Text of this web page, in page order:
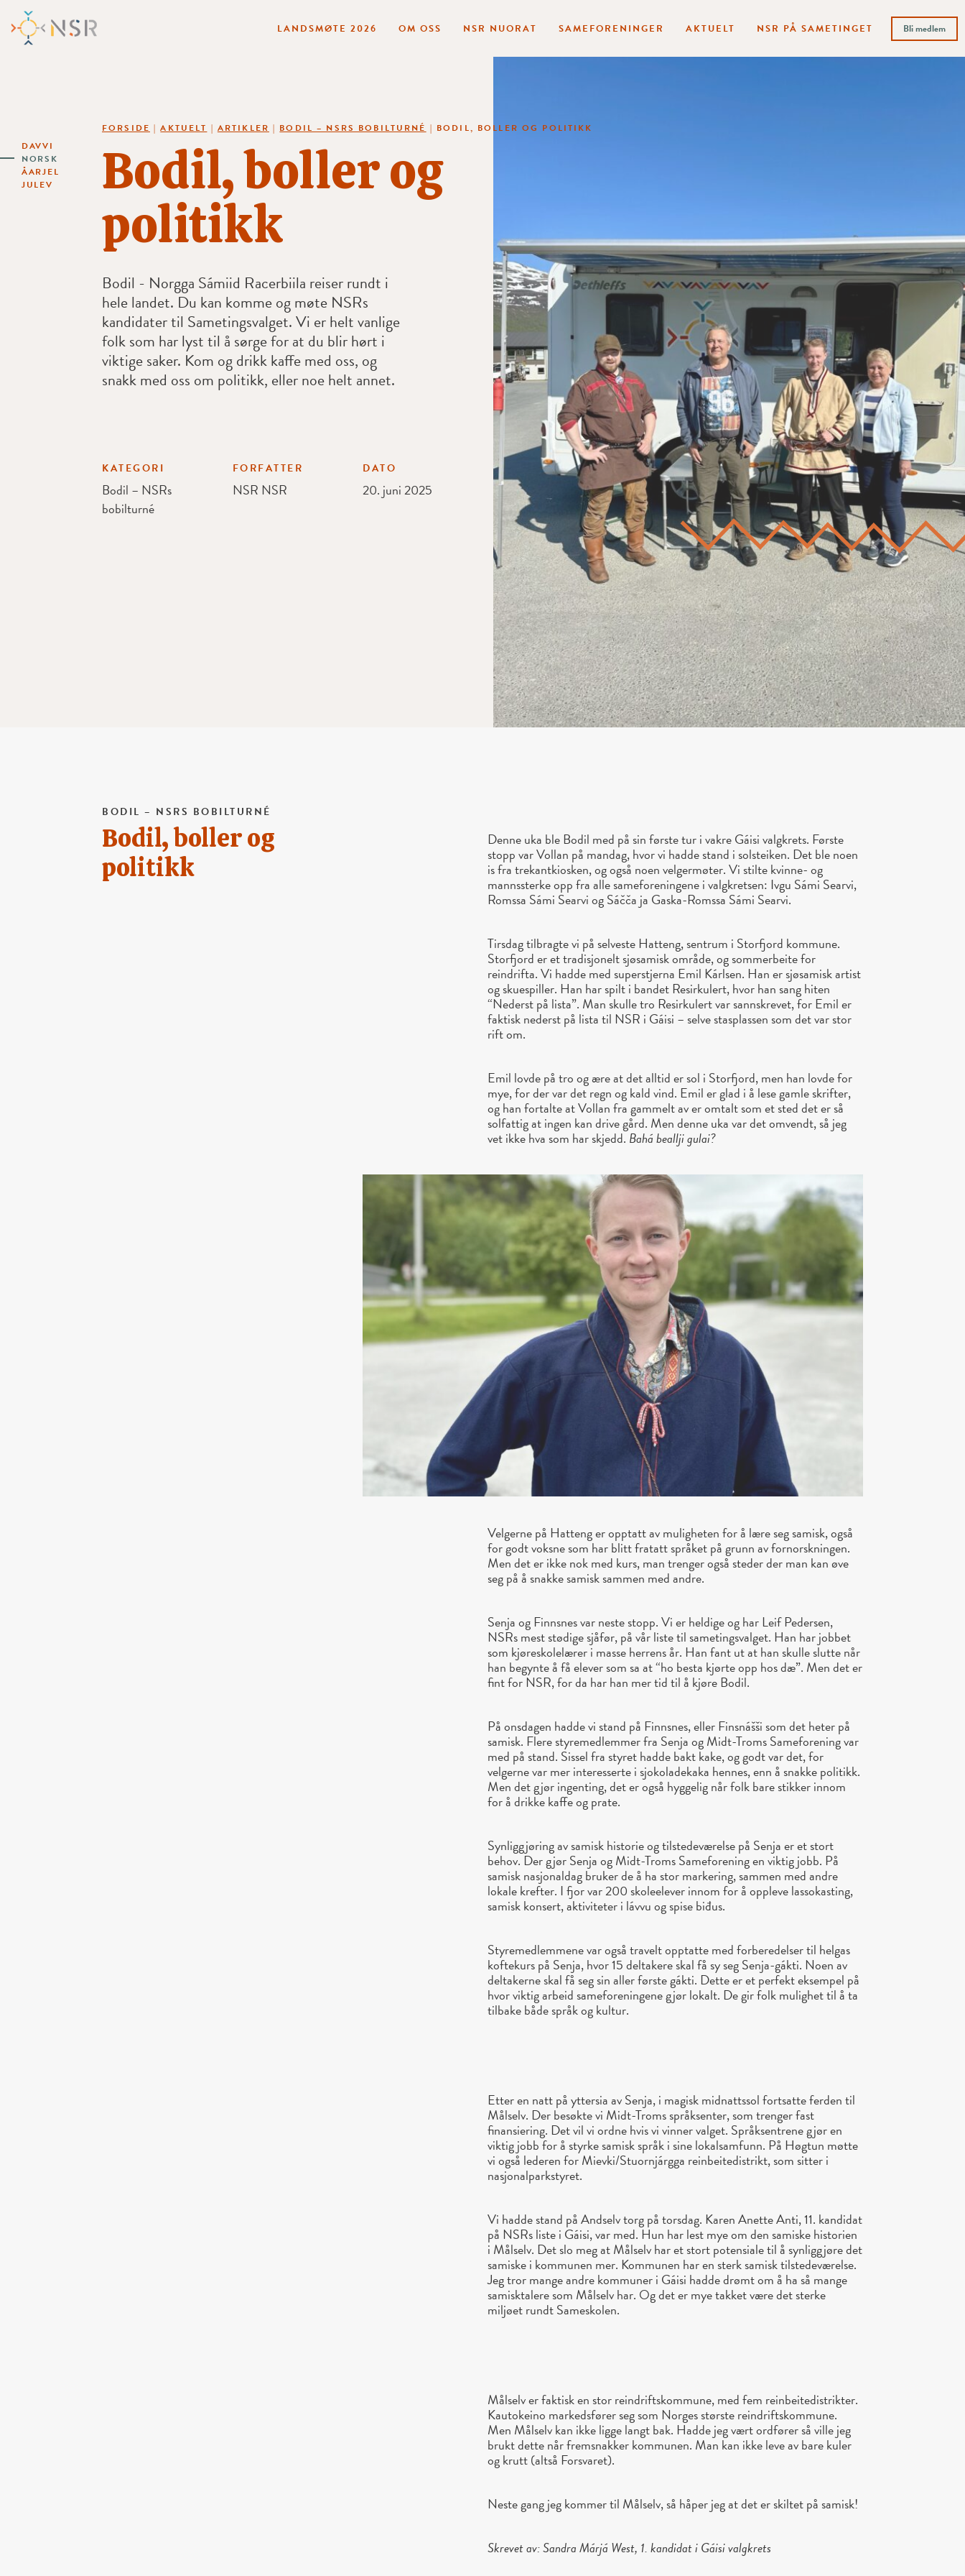
DAVVI
NORSK
ÅARJEL
JULEV
LANDSMØTE 2026 OM OSS NSR NUORAT SAMEFORENINGER AKTUELT NSR PÅ SAMETINGET Bli medlem
FORSIDE |AKTUELT | ARTIKLER | BODIL – NSRS BOBILTURNÉ | BODIL, BOLLER OG POLITIKK
Bodil, boller og
politikk
Bodil - Norgga Sámiid Racerbiila reiser rundt i
hele landet. Du kan komme og møte NSRs
kandidater til Sametingsvalget. Vi er helt vanlige
folk som har lyst til å sørge for at du blir hørt i
viktige saker. Kom og drikk kaffe med oss, og
snakk med oss om politikk, eller noe helt annet.
KATEGORI
Bodil – NSRs
bobilturné
FORFATTER
NSR NSR
DATO
20. juni 2025
BODIL – NSRS BOBILTURNÉ
Bodil, boller og
politikk
Denne uka ble Bodil med på sin første tur i vakre Gáisi valgkrets. Første
stopp var Vollan på mandag, hvor vi hadde stand i solsteiken. Det ble noen
is fra trekantkiosken, og også noen velgermøter. Vi stilte kvinne- og
mannssterke opp fra alle sameforeningene i valgkretsen: Ivgu Sámi Searvi,
Romssa Sámi Searvi og Sáčča ja Gaska-Romssa Sámi Searvi.
Tirsdag tilbragte vi på selveste Hatteng, sentrum i Storfjord kommune.
Storfjord er et tradisjonelt sjøsamisk område, og sommerbeite for
reindrifta. Vi hadde med superstjerna Emil Kárlsen. Han er sjøsamisk artist
og skuespiller. Han har spilt i bandet Resirkulert, hvor han sang hiten
“Nederst på lista”. Man skulle tro Resirkulert var sannskrevet, for Emil er
faktisk nederst på lista til NSR i Gáisi – selve stasplassen som det var stor
rift om.
Emil lovde på tro og ære at det alltid er sol i Storfjord, men han lovde for
mye, for der var det regn og kald vind. Emil er glad i å lese gamle skrifter,
og han fortalte at Vollan fra gammelt av er omtalt som et sted det er så
solfattig at ingen kan drive gård. Men denne uka var det omvendt, så jeg
vet ikke hva som har skjedd. Bahá beallji gulai?
Velgerne på Hatteng er opptatt av muligheten for å lære seg samisk, også
for godt voksne som har blitt fratatt språket på grunn av fornorskningen.
Men det er ikke nok med kurs, man trenger også steder der man kan øve
seg på å snakke samisk sammen med andre.
Senja og Finnsnes var neste stopp. Vi er heldige og har Leif Pedersen,
NSRs mest stødige sjåfør, på vår liste til sametingsvalget. Han har jobbet
som kjøreskolelærer i masse herrens år. Han fant ut at han skulle slutte når
han begynte å få elever som sa at “ho besta kjørte opp hos dæ”. Men det er
fint for NSR, for da har han mer tid til å kjøre Bodil.
På onsdagen hadde vi stand på Finnsnes, eller Finsnášši som det heter på
samisk. Flere styremedlemmer fra Senja og Midt-Troms Sameforening var
med på stand. Sissel fra styret hadde bakt kake, og godt var det, for
velgerne var mer interesserte i sjokoladekaka hennes, enn å snakke politikk.
Men det gjør ingenting, det er også hyggelig når folk bare stikker innom
for å drikke kaffe og prate.
Synliggjøring av samisk historie og tilstedeværelse på Senja er et stort
behov. Der gjør Senja og Midt-Troms Sameforening en viktig jobb. På
samisk nasjonaldag bruker de å ha stor markering, sammen med andre
lokale krefter. I fjor var 200 skoleelever innom for å oppleve lassokasting,
samisk konsert, aktiviteter i lávvu og spise biđus.
Styremedlemmene var også travelt opptatte med forberedelser til helgas
koftekurs på Senja, hvor 15 deltakere skal få sy seg Senja-gákti. Noen av
deltakerne skal få seg sin aller første gákti. Dette er et perfekt eksempel på
hvor viktig arbeid sameforeningene gjør lokalt. De gir folk mulighet til å ta
tilbake både språk og kultur.
Etter en natt på yttersia av Senja, i magisk midnattssol fortsatte ferden til
Målselv. Der besøkte vi Midt-Troms språksenter, som trenger fast
finansiering. Det vil vi ordne hvis vi vinner valget. Språksentrene gjør en
viktig jobb for å styrke samisk språk i sine lokalsamfunn. På Høgtun møtte
vi også lederen for Mievki/Stuornjárgga reinbeitedistrikt, som sitter i
nasjonalparkstyret.
Vi hadde stand på Andselv torg på torsdag. Karen Anette Anti, 11. kandidat
på NSRs liste i Gáisi, var med. Hun har lest mye om den samiske historien
i Målselv. Det slo meg at Målselv har et stort potensiale til å synliggjøre det
samiske i kommunen mer. Kommunen har en sterk samisk tilstedeværelse.
Jeg tror mange andre kommuner i Gáisi hadde drømt om å ha så mange
samisktalere som Målselv har. Og det er mye takket være det sterke
miljøet rundt Sameskolen.
Målselv er faktisk en stor reindriftskommune, med fem reinbeitedistrikter.
Kautokeino markedsfører seg som Norges største reindriftskommune.
Men Målselv kan ikke ligge langt bak. Hadde jeg vært ordfører så ville jeg
brukt dette når fremsnakker kommunen. Man kan ikke leve av bare kuler
og krutt (altså Forsvaret).
Neste gang jeg kommer til Målselv, så håper jeg at det er skiltet på samisk!
Skrevet av: Sandra Márjá West, 1. kandidat i Gáisi valgkrets